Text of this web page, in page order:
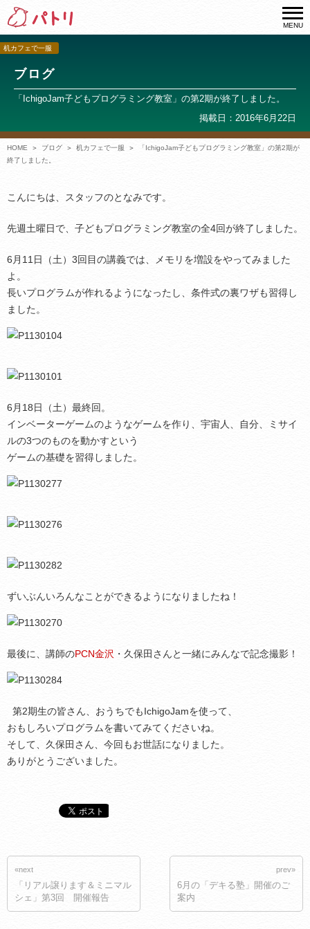
MENU
机カフェで一服
ブログ
「IchigoJam子どもプログラミング教室」の第2期が終了しました。
掲載日：2016年6月22日
HOME ブログ 机カフェで一服
「IchigoJam子どもプログラミング教室」の第2期が
終了しました。
こんにちは、スタッフのとなみです。
先週土曜日で、子どもプログラミング教室の全4回が終了しました。
6月11日（土）3回目の講義では、メモリを増設をやってみました
よ。
長いプログラムが作れるようになったし、条件式の裏ワザも習得し
ました。
6月18日（土）最終回。
インベーターゲームのようなゲームを作り、宇宙人、自分、ミサイ
ルの3つのものを動かすという
ゲームの基礎を習得しました。
ずいぶんいろんなことができるようになりましたね！
最後に、講師のPCN金沢 ・久保田さんと一緒にみんなで記念撮影！
第2期生の皆さん、おうちでもIchigoJamを使って、
おもしろいプログラムを書いてみてくださいね。
そして、久保田さん、今回もお世話になりました。
ありがとうございました。
«next
「リアル譲ります＆ミニマル
シェ」第3回 開催報告
prev»
6月の「デキる塾」開催のご
案内